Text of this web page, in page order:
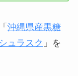
沖縄県産黒糖
ュラスク 」を